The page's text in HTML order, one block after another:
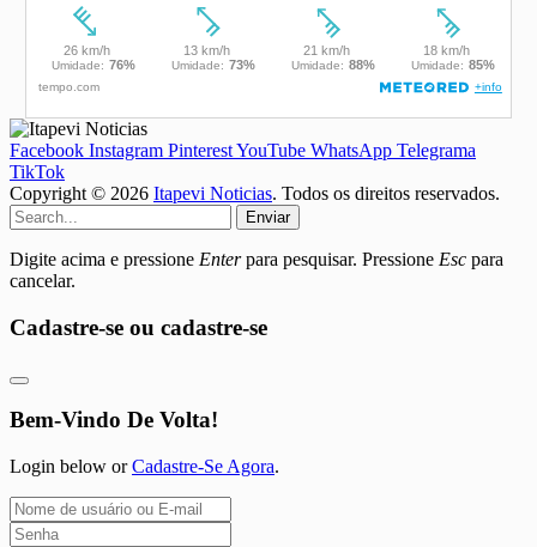
Facebook Instagram PinterestYouTube WhatsApp Telegrama
TikTok
Copyright © 2026 Itapevi Noticias. Todos os direitos reservados.
Enviar
Digite acima e pressione Enterpara pesquisar. Pressione Esc para
cancelar.
Cadastre-se ou cadastre-se
Bem-Vindo De Volta!
Login below orCadastre-Se Agora.